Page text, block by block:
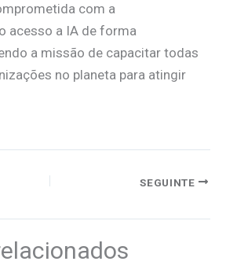
com a
acesso a IA de forma
a missão de capacitar todas
no planeta para atingir
SEGUINTE